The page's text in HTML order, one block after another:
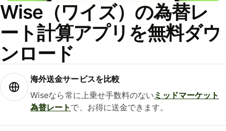
Wise（ワイズ）の為替レ
ート計算アプリを無料ダウ
ンロード
海外送金サービスを比較
Wiseなら常に上乗せ手数料のない ミッドマーケット
為替レート で、お得に送金できます。